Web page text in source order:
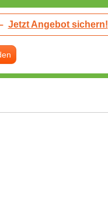
Jetzt Angebot sichern!